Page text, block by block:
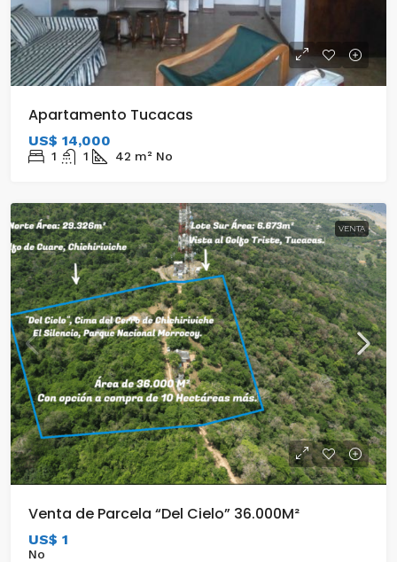
Apartamento Tucacas
US$ 14,000
1 1 42 m² No
VENTA
Venta de Parcela “Del Cielo” 36.000M²
US$ 1
No